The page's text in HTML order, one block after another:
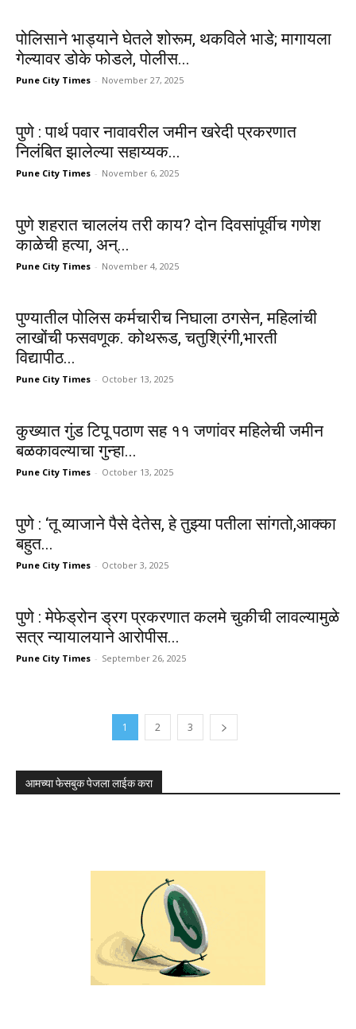
पोलिसाने भाड्याने घेतले शोरूम, थकविले भाडे; मागायला
गेल्यावर डोके फोडले, पोलीस...
Pune City Times - November 27, 2025
पुणे : पार्थ पवार नावावरील जमीन खरेदी प्रकरणात
निलंबित झालेल्या सहाय्यक...
Pune City Times - November 6, 2025
पुणे शहरात चाललंय तरी काय? दोन दिवसांपूर्वीच गणेश
काळेची हत्या, अन्...
Pune City Times - November 4, 2025
पुण्यातील पोलिस कर्मचारीच निघाला ठगसेन, महिलांची
लाखोंची फसवणूक. कोथरूड, चतुश्रिंगी,भारती
विद्यापीठ...
Pune City Times - October 13, 2025
कुख्यात गुंड टिपू पठाण सह ११ जणांवर महिलेची जमीन
बळकावल्याचा गुन्हा...
Pune City Times - October 13, 2025
पुणे : ‘तू व्याजाने पैसे देतेस, हे तुझ्या पतीला सांगतो,आक्का
बहुत...
Pune City Times - October 3, 2025
पुणे : मेफेड्रोन ड्रग प्रकरणात कलमे चुकीची लावल्यामुळे
सत्र न्यायालयाने आरोपीस...
Pune City Times - September 26, 2025
1 2 3
आमच्या फेसबुक पेजला लाईक करा